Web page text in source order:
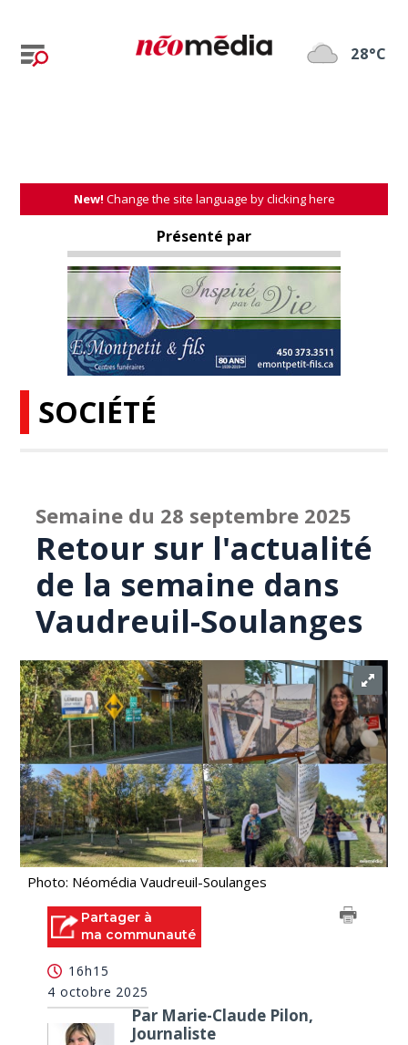
28°C
New! Change the site language by clicking here
Présenté par
SOCIÉTÉ
Semaine du 28 septembre 2025
Retour sur l'actualité
de la semaine dans
Vaudreuil-Soulanges
Photo: Néomédia Vaudreuil-Soulanges
Partager à
ma communauté
16h15
4 octobre 2025
Par Marie-Claude Pilon,
Journaliste